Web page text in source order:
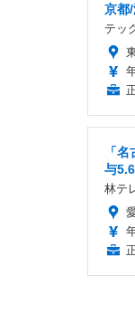
京都
テッ
「
与
林テ